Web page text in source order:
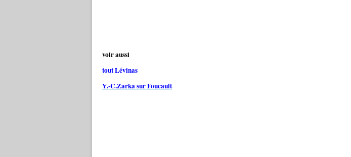
voir aussi
tout Lévinas
Y.-C.Zarka sur Foucault